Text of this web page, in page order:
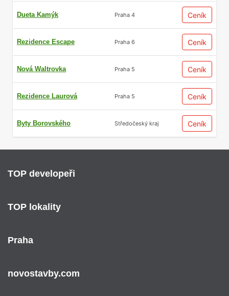
Dueta Kamýk Praha 4 Ceník
Rezidence Escape Praha 6 Ceník
Nová Waltrovka Praha 5 Ceník
Rezidence Laurová Praha 5 Ceník
Byty Borovského Středočeský kraj Ceník
TOP developeři
TOP lokality
Praha
novostavby.com